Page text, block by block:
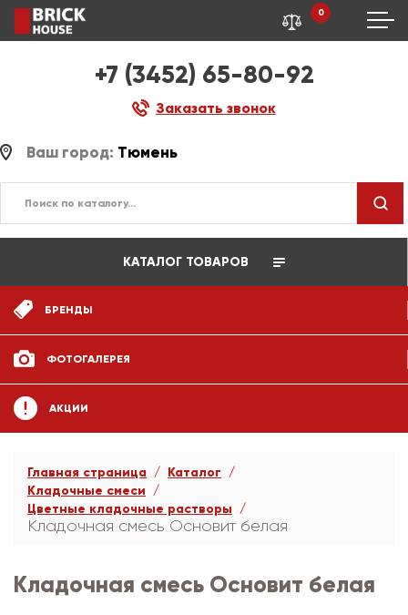
+7 (3452) 65-80-92
Заказать звонок
0
Ваш город: Тюмень
КАТАЛОГ ТОВАРОВ
БРЕНДЫ
ФОТОГАЛЕРЕЯ
АКЦИИ
Главная страница
Каталог
Кладочные смеси
Цветные кладочные растворы
Кладочная смесь Основит белая
Кладочная смесь Основит белая